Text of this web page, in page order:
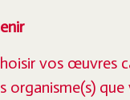
vos œuvres
organisme(s)